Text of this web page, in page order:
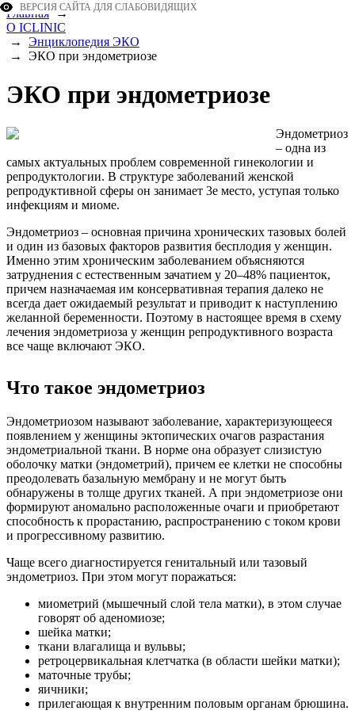
ВЕРСИЯ САЙТА ДЛЯ СЛАБОВИДЯЩИХ
Главная→
О ICLINIC
→ Энциклопедия ЭКО
→ ЭКО при эндометриозе
ЭКО при эндометриозе
Эндометриоз
– одна из
самых актуальных проблем современной гинекологии и
репродуктологии. В структуре заболеваний женской
репродуктивной сферы он занимает 3е место, уступая только
инфекциям и миоме.
Эндометриоз – основная причина хронических тазовых болей
и один из базовых факторов развития бесплодия у женщин.
Именно этим хроническим заболеванием объясняются
затруднения с естественным зачатием у 20–48% пациенток,
причем назначаемая им консервативная терапия далеко не
всегда дает ожидаемый результат и приводит к наступлению
желанной беременности. Поэтому в настоящее время в схему
лечения эндометриоза у женщин репродуктивного возраста
все чаще включают ЭКО.
Что такое эндометриоз
Эндометриозом называют заболевание, характеризующееся
появлением у женщины эктопических очагов разрастания
эндометриальной ткани. В норме она образует слизистую
оболочку матки (эндометрий), причем ее клетки не способны
преодолевать базальную мембрану и не могут быть
обнаружены в толще других тканей. А при эндометриозе они
формируют аномально расположенные очаги и приобретают
способность к прорастанию, распространению с током крови
и прогрессивному развитию.
Чаще всего диагностируется генитальный или тазовый
эндометриоз. При этом могут поражаться:
миометрий (мышечный слой тела матки), в этом случае
говорят об аденомиозе;
шейка матки;
ткани влагалища и вульвы;
ретроцервикальная клетчатка (в области шейки матки);
маточные трубы;
яичники;
прилегающая к внутренним половым органам брюшина.